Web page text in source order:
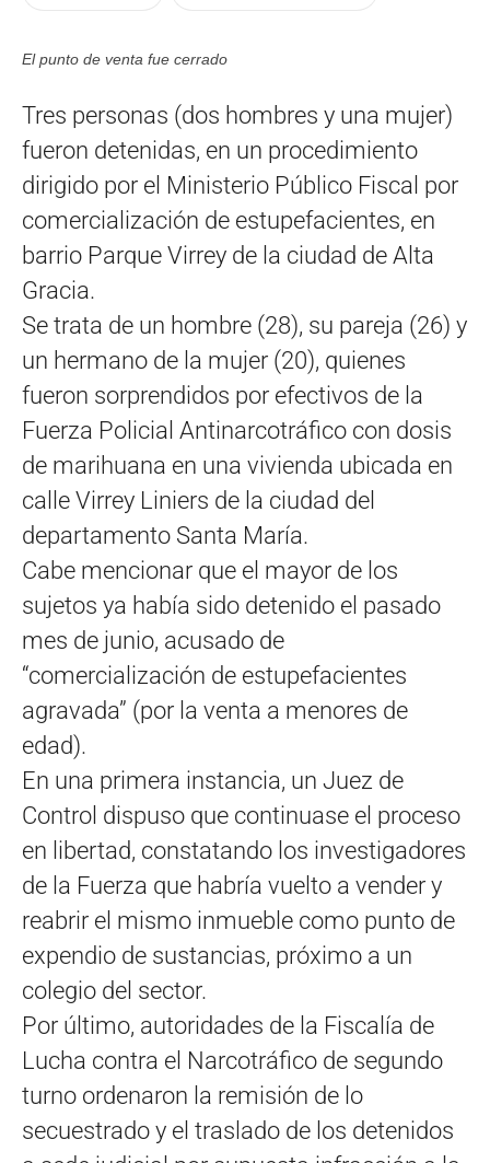
El punto de venta fue cerrado
Tres personas (dos hombres y una mujer)
fueron detenidas, en un procedimiento
dirigido por el Ministerio Público Fiscal por
comercialización de estupefacientes, en
barrio Parque Virrey de la ciudad de Alta
Gracia.
Se trata de un hombre (28), su pareja (26) y
un hermano de la mujer (20), quienes
fueron sorprendidos por efectivos de la
Fuerza Policial Antinarcotráfico con dosis
de marihuana en una vivienda ubicada en
calle Virrey Liniers de la ciudad del
departamento Santa María.
Cabe mencionar que el mayor de los
sujetos ya había sido detenido el pasado
mes de junio, acusado de
“comercialización de estupefacientes
agravada” (por la venta a menores de
edad).
En una primera instancia, un Juez de
Control dispuso que continuase el proceso
en libertad, constatando los investigadores
de la Fuerza que habría vuelto a vender y
reabrir el mismo inmueble como punto de
expendio de sustancias, próximo a un
colegio del sector.
Por último, autoridades de la Fiscalía de
Lucha contra el Narcotráfico de segundo
turno ordenaron la remisión de lo
secuestrado y el traslado de los detenidos